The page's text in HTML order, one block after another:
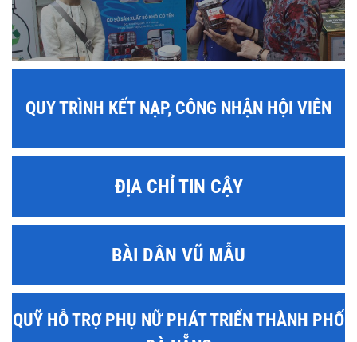
QUY TRÌNH KẾT NẠP, CÔNG NHẬN HỘI VIÊN
ĐỊA CHỈ TIN CẬY
BÀI DÂN VŨ MẪU
QUỸ HỖ TRỢ PHỤ NỮ PHÁT TRIỂN THÀNH PHỐ